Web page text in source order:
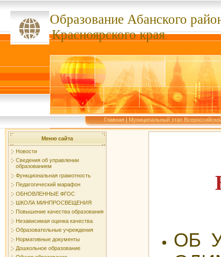
Образование Абанского
сссссссКрасноярского края
Главная | Муниципальный этап
Меню сайта
Новости
Сведения об управлении
образованием
Функциональная грамотность
Педагогический марафон
ОБНОВЛЕННЫЕ ФГОС
ШКОЛА МИНПРОСВЕЩЕНИЯ
Повышение качества образования
Независимая оценка качества
Образовательные учреждения
Нормативные документы
Дошкольное образование
ОБ